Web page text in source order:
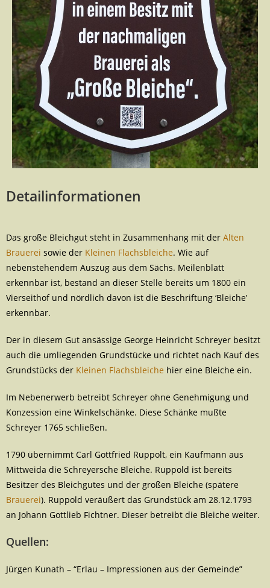
Detailinformationen
Das große Bleichgut steht in Zusammenhang mit der Alten
Brauerei sowie der Kleinen Flachsbleiche. Wie auf
nebenstehendem Auszug aus dem Sächs. Meilenblatt
erkennbar ist, bestand an dieser Stelle bereits um 1800 ein
Vierseithof und nördlich davon ist die Beschriftung ‘Bleiche’
erkennbar.
Der in diesem Gut ansässige George Heinricht Schreyer besitzt
auch die umliegenden Grundstücke und richtet nach Kauf des
Grundstücks der Kleinen Flachsbleiche hier eine Bleiche ein.
Im Nebenerwerb betreibt Schreyer ohne Genehmigung und
Konzession eine Winkelschänke. Diese Schänke mußte
Schreyer 1765 schließen.
1790 übernimmt Carl Gottfried Ruppolt, ein Kaufmann aus
Mittweida die Schreyersche Bleiche. Ruppold ist bereits
Besitzer des Bleichgutes und der großen Bleiche (spätere
Brauerei). Ruppold veräußert das Grundstück am 28.12.1793
an Johann Gottlieb Fichtner. Dieser betreibt die Bleiche weiter.
Quellen:
Jürgen Kunath – “Erlau – Impressionen aus der Gemeinde”